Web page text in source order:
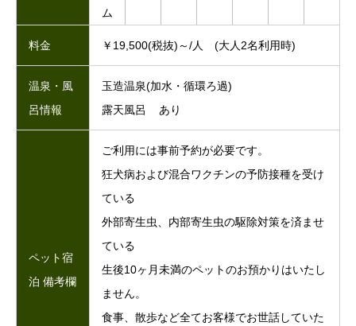
ム
料金 ￥19,500(税抜)～/人 (大人2名利用時)
温泉・風
呂情報
玉造温泉(加水・循環ろ過)
露天風呂 あり
ペット宿
泊 備考欄
ご利用には事前予約が必要です。
狂犬病および混合ワクチンの予防接種を受け
ている
外部寄生虫、内部寄生虫の駆除対策を済ませ
ている
生後10ヶ月未満のペットのお預かりはいたし
ません。
食事、散歩など全てお客様でお世話していた